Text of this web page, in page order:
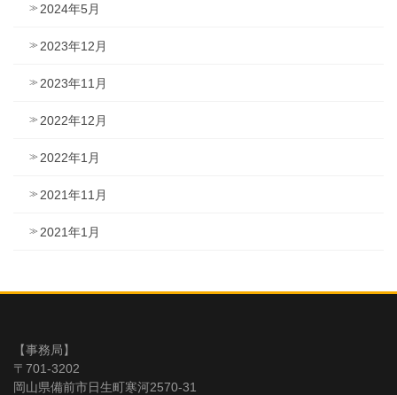
2024年5月
2023年12月
2023年11月
2022年12月
2022年1月
2021年11月
2021年1月
【事務局】
〒701-3202
岡山県備前市日生町寒河2570-31